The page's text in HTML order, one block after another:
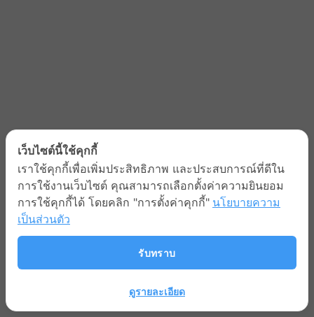
เว็บไซต์นี้ใช้คุกกี้
เราใช้คุกกี้เพื่อเพิ่มประสิทธิภาพ และประสบการณ์ที่ดีใน
การใช้งานเว็บไซต์ คุณสามารถเลือกตั้งค่าความยินยอม
การใช้คุกกี้ได้ โดยคลิก "การตั้งค่าคุกกี้" นโยบายความ
เป็นส่วนตัว
รับทราบ
ดูรายละเอียด